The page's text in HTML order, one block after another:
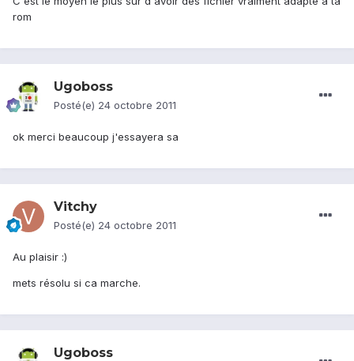
rom
Ugoboss
Posté(e) 24 octobre 2011
ok merci beaucoup j'essayera sa
Vitchy
Posté(e) 24 octobre 2011
Au plaisir :)
mets résolu si ca marche.
Ugoboss